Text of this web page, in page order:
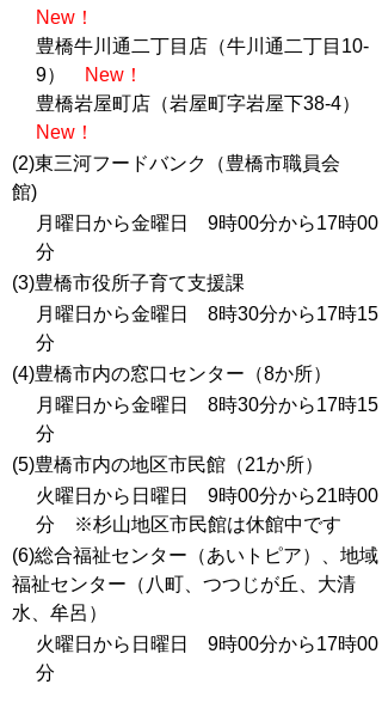
New！
豊橋牛川通二丁目店（牛川通二丁目10-
9）
New！
豊橋岩屋町店（岩屋町字岩屋下38-4）
New！
(2)東三河フードバンク（豊橋市職員会
館)
月曜日から金曜日 9時00分から17時00
分
(3)豊橋市役所子育て支援課
月曜日から金曜日 8時30分から17時15
分
(4)豊橋市内の窓口センター（8か所）
月曜日から金曜日 8時30分から17時15
分
(5)豊橋市内の地区市民館（21か所）
火曜日から日曜日 9時00分から21時00
分 ※杉山地区市民館は休館中です
(6)総合福祉センター（あいトピア）、地域
福祉センター（八町、つつじが丘、大清
水、牟呂）
火曜日から日曜日 9時00分から17時00
分